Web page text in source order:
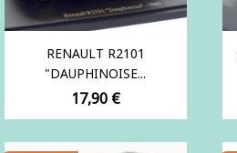
RENAULT R2101
"DAUPHINOISE...
Prix
17,90 €